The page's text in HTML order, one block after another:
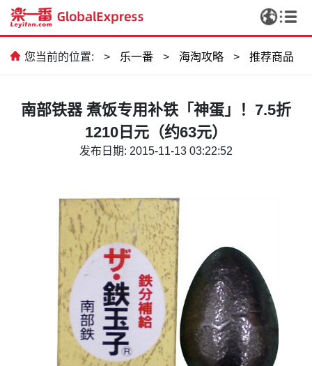
您当前的位置: > 乐一番 > 海淘攻略 > 推荐商品
南部铁器 煮饭专用补铁「神蛋」！7.5折
1210日元（约63元）
发布日期: 2015-11-13 03:22:52